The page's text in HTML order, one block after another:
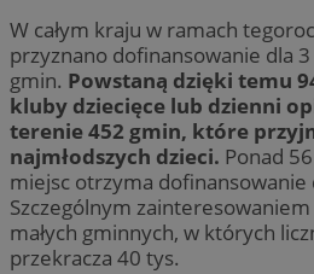
W całym kraju w ramach
przyznano dofinansowanie dla
gmin. Powstaną dzięki temu
kluby dziecięce lub dzienni
terenie 452 gmin, które
najmłodszych dzieci. Ponad
miejsc otrzyma dofinansowanie
Szczególnym
małych gminnych, w których
przekracza 40 tys.